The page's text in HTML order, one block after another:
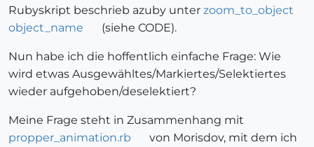
Rubyskript beschrieb azuby unter zoom_to_object
object_name
(siehe CODE).
Nun habe ich die hoffentlich einfache Frage: Wie
wird etwas Ausgewähltes/Markiertes/Selektiertes
wieder aufgehoben/deselektiert?
Meine Frage steht in Zusammenhang mit
propper_animation.rb
von Morisdov, mit dem ich